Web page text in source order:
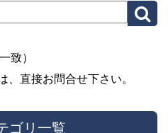
致）
直接お問合せ下さい。
ゴリ一覧